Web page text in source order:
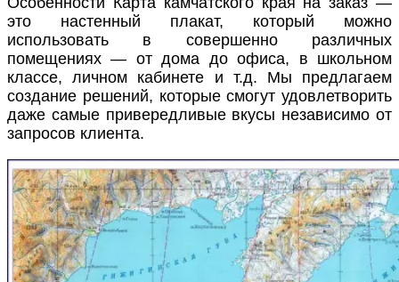
это настенный плакат, который можно
использовать в совершенно различных
помещениях — от дома до офиса, в школьном
классе, личном кабинете и т.д. Мы предлагаем
создание решений, которые смогут удовлетворить
даже самые привередливые вкусы независимо от
запросов клиента.